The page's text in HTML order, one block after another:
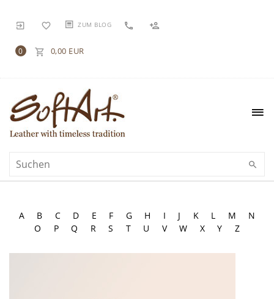
ZUM BLOG
0 0,00 EUR
A B C D E F G H I J K L M
N
O
P Q R S T U V W X Y Z